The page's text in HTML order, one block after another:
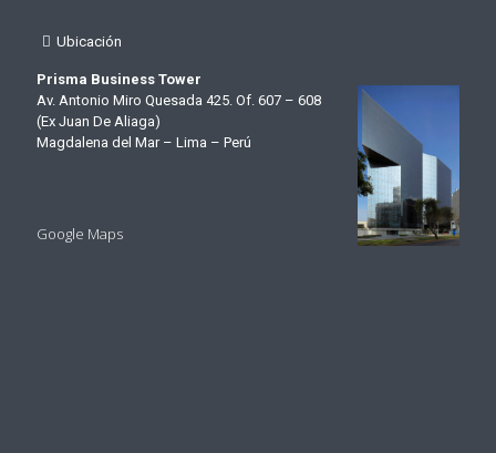
Ubicación
Prisma Business Tower
Av. Antonio Miro Quesada 425. Of. 607 – 608
(Ex Juan De Aliaga)
Magdalena del Mar – Lima – Perú
Google Maps